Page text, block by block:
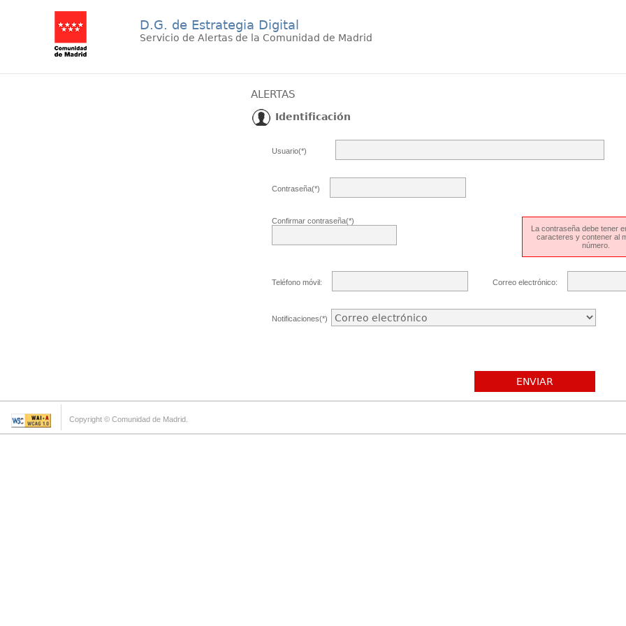
D.G. de Estrategia Digital
Servicio de Alertas de la Comunidad de Madrid
ALERTAS
Identificación
Usuario(*)
Contraseña(*)
Confirmar contraseña(*)
La contraseña debe tener
caracteres y contener al
número.
Teléfono móvil: Correo electrónico:
Notificaciones(*)
ENVIAR
Copyright © Comunidad de Madrid.